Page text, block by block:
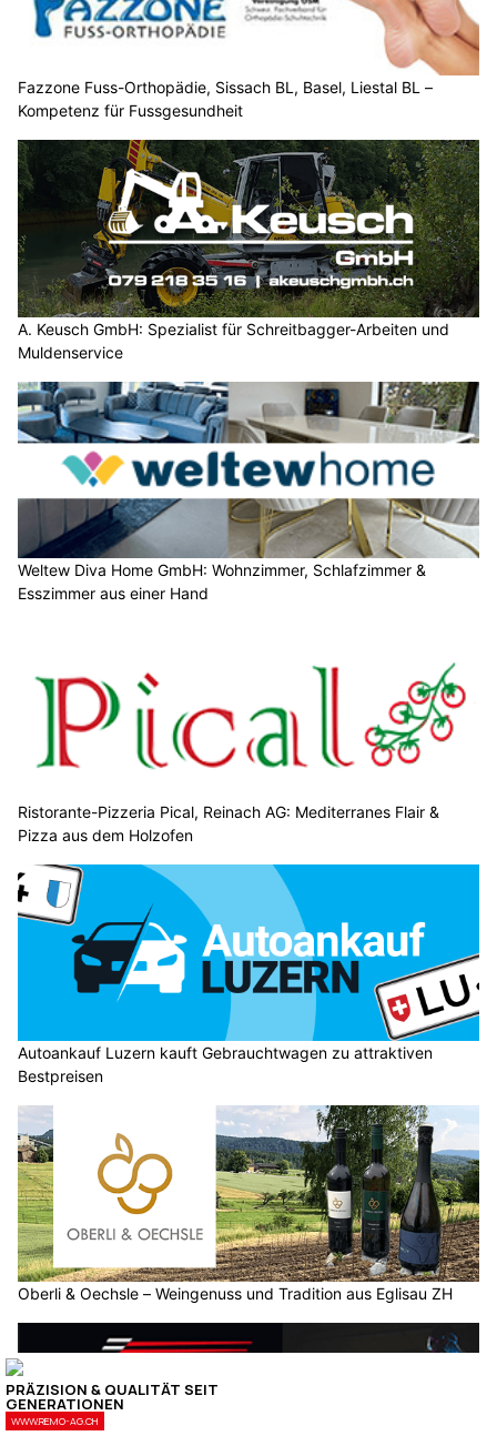
Fazzone Fuss-Orthopädie, Sissach BL, Basel, Liestal BL –
Kompetenz für Fussgesundheit
A. Keusch GmbH: Spezialist für Schreitbagger-Arbeiten und
Muldenservice
Weltew Diva Home GmbH: Wohnzimmer, Schlafzimmer &
Esszimmer aus einer Hand
Ristorante-Pizzeria Pical, Reinach AG: Mediterranes Flair &
Pizza aus dem Holzofen
Autoankauf Luzern kauft Gebrauchtwagen zu attraktiven
Bestpreisen
Oberli & Oechsle – Weingenuss und Tradition aus Eglisau ZH